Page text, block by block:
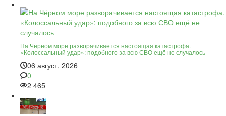
На Чёрном море разворачивается настоящая катастрофа.
«Колоссальный удар»: подобного за всю СВО ещё не случалось
06 август, 2026
0
2 465